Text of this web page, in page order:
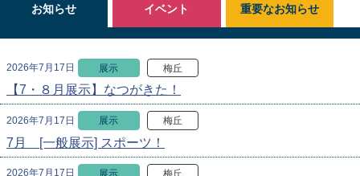
お知らせ
2026年7月17日 展示 梅丘
【7・８月展示】なつがきた！
2026年7月17日 展示 梅丘
7月 [一般展示] スポーツ！
2026年7月17日 展示 梅丘
イベント 重要なお知らせ